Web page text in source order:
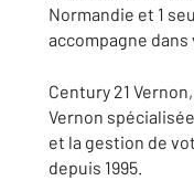
Normandie et 1
accompagne
Century 21
Vernon
et la gestion de
depuis 1995.